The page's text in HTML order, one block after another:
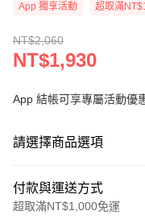
App 獨享活動 超取滿
NT$2,060
NT$1,930
App 結帳可享專屬活動優
請選擇商品選項
付款與運送方式
超取滿NT$1,000免運